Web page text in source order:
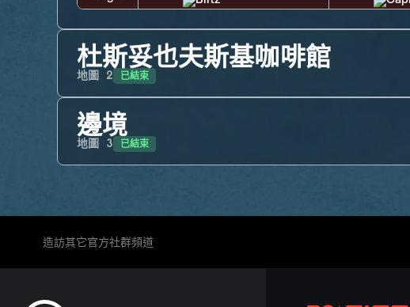
杜斯妥也夫斯基咖啡館
地圖 2 已結束
邊境
地圖 3 已結束
造訪其它官方社群頻道